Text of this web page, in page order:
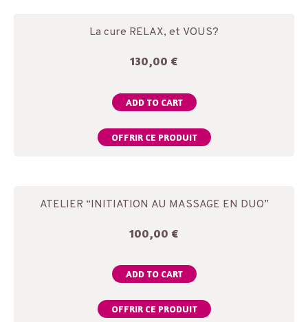
La cure RELAX, et VOUS?
130,00 €
ADD TO CART
OFFRIR CE PRODUIT
ATELIER “INITIATION AU MASSAGE EN DUO”
100,00 €
ADD TO CART
OFFRIR CE PRODUIT